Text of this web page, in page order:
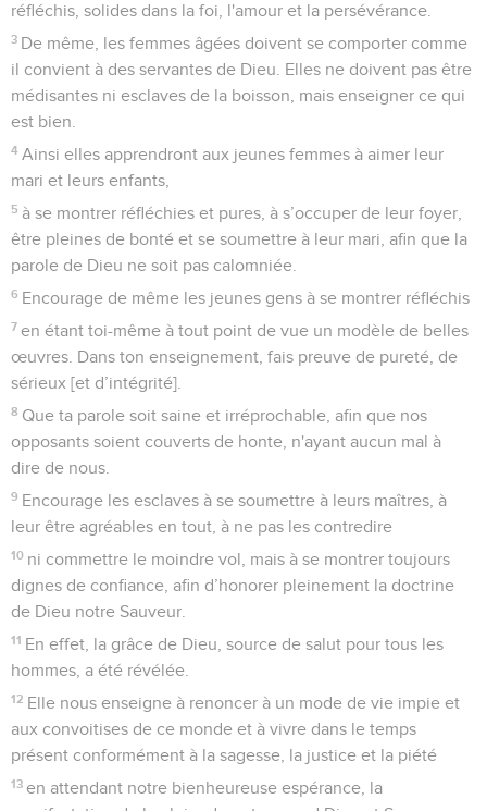
réfléchis, solides dans la foi, l'amour et la persévérance.
3 De même, les femmes âgées doivent se comporter comme
il convient à des servantes de Dieu. Elles ne doivent pas être
médisantes ni esclaves de la boisson, mais enseigner ce qui
est bien.
4 Ainsi elles apprendront aux jeunes femmes à aimer leur
mari et leurs enfants,
5 à se montrer réfléchies et pures, à s’occuper de leur foyer,
être pleines de bonté et se soumettre à leur mari, afin que la
parole de Dieu ne soit pas calomniée.
6 Encourage de même les jeunes gens à se montrer réfléchis
7 en étant toi-même à tout point de vue un modèle de belles
œuvres. Dans ton enseignement, fais preuve de pureté, de
sérieux [et d’intégrité].
8 Que ta parole soit saine et irréprochable, afin que nos
opposants soient couverts de honte, n'ayant aucun mal à
dire de nous.
9 Encourage les esclaves à se soumettre à leurs maîtres, à
leur être agréables en tout, à ne pas les contredire
10 ni commettre le moindre vol, mais à se montrer toujours
dignes de confiance, afin d’honorer pleinement la doctrine
de Dieu notre Sauveur.
11 En effet, la grâce de Dieu, source de salut pour tous les
hommes, a été révélée.
12 Elle nous enseigne à renoncer à un mode de vie impie et
aux convoitises de ce monde et à vivre dans le temps
présent conformément à la sagesse, la justice et la piété
13 en attendant notre bienheureuse espérance, la